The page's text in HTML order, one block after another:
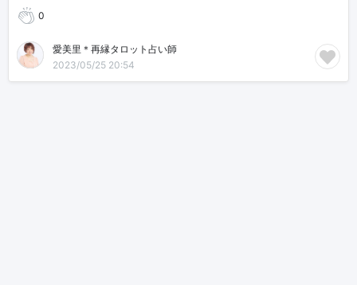
0
愛美里＊再縁タロット占い師
2023/05/25 20:54